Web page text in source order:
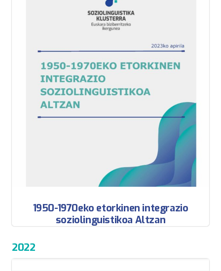
1950-1970eko etorkinen integrazio
soziolinguistikoa Altzan
2022